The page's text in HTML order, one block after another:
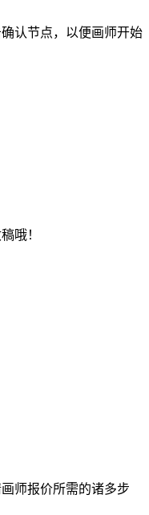
认节点，以便画师开始
哦！
师报价所需的诸多步